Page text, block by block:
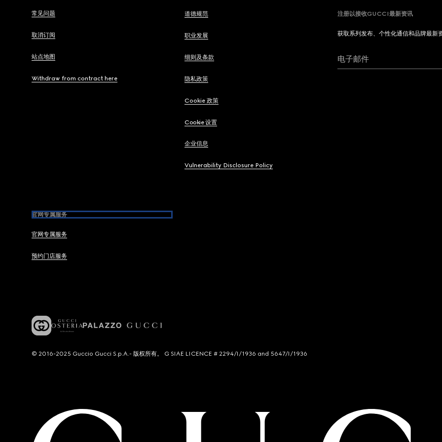
常见问题
取消订阅
站点地图
Withdraw from contract here
道德规范
职业发展
细则及条款
隐私政策
Cookie 政策
Cookie 设置
企业信息
Vulnerability Disclosure Policy
官网专属服务
官网专属服务
预约门店服务
注册以接收GUCCI最新资讯
获取系列发布、个性化通信和品牌最新
电子邮件
© 2016-2025 Guccio Gucci S.p.A.- 版权所有。 G SIAE LICENCE # 2294/I/1936 and 5647/I/1936